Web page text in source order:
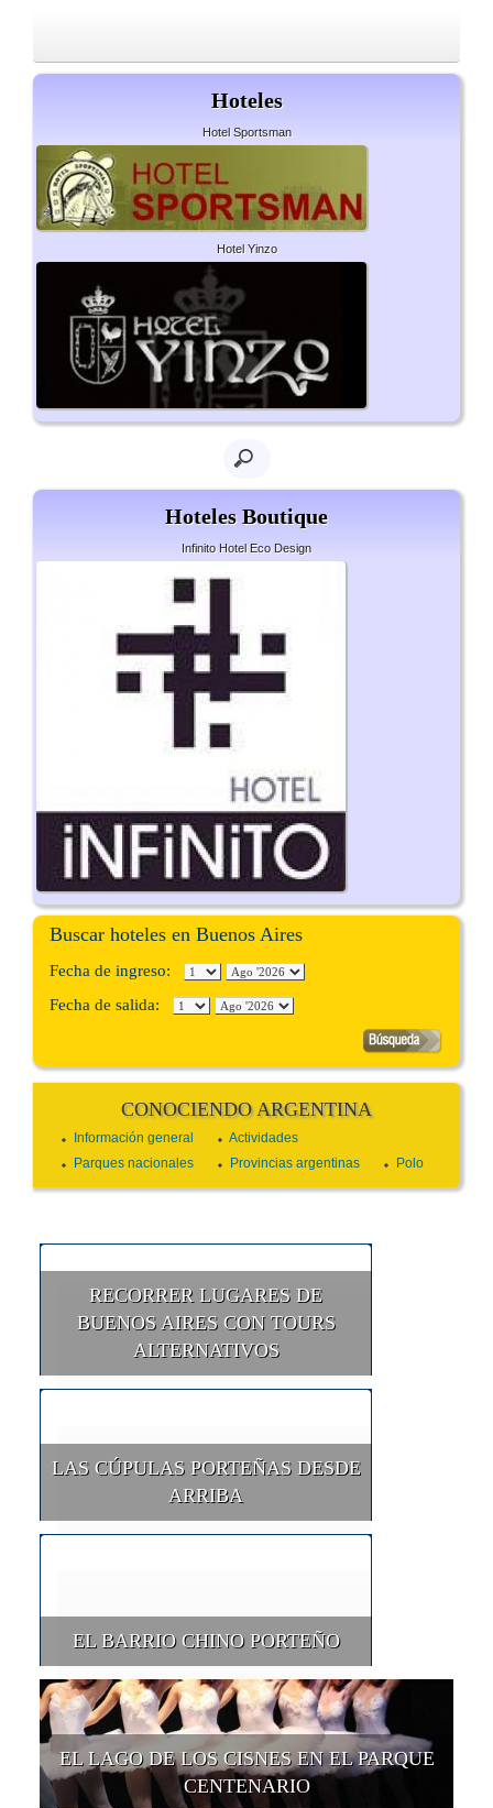
Hoteles
Hotel Sportsman
Hotel Yinzo
Hoteles Boutique
Infinito Hotel Eco Design
Buscar hoteles en Buenos Aires
Fecha de ingreso:
Fecha de salida:
CONOCIENDO ARGENTINA
Información general
Actividades
Parques nacionales
Provincias argentinas Polo
RECORRER LUGARES DE
BUENOS AIRES CON TOURS
ALTERNATIVOS
LAS CÚPULAS PORTEÑAS DESDE
ARRIBA
EL BARRIO CHINO PORTEÑO
EL LAGO DE LOS CISNES EN EL PARQUE
CENTENARIO